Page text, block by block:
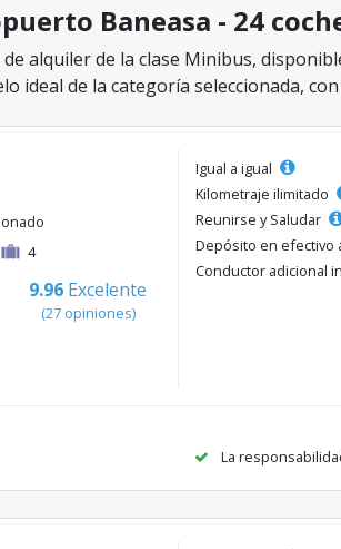
Baneasa - 24
alquiler de la clase Minibus,
ideal de la categoría seleccionada,
4
9.96 Excelente
(27 opiniones)
Igual a igual
Kilometraje ilimitado
Reunirse y Saludar
Depósito en efectivo
Conductor adicional
La